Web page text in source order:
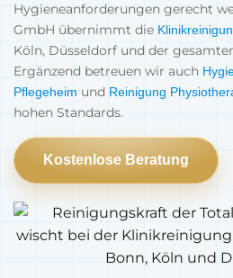
Hygieneanforderungen gerecht
GmbH übernimmt die
Köln, Düsseldorf und der
Ergänzend betreuen wir auch
Pflegeheim und Reinigung
hohen Standards.
Kostenlose Beratung